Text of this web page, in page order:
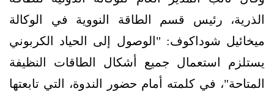
الذرية، رئيس قسم الطاقة النووية في الوكالة
ميخائيل شوداكوف: "الوصول إلى الحياد الكربوني
يستلزم استعمال جميع أشكال الطاقات النظيفة
المتاحة"، في كلمته أمام حضور الندوة، التي تابعتها